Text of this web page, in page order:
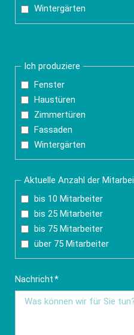
Wintergärten
Ich produziere
Fenster
Haustüren
Zimmertüren
Fassaden
Wintergärten
Aktuelle Anzahl der
bis 10 Mitarbeiter
bis 25 Mitarbeiter
bis 75 Mitarbeiter
über 75 Mitarbeiter
Pflichtfeld
Nachricht*